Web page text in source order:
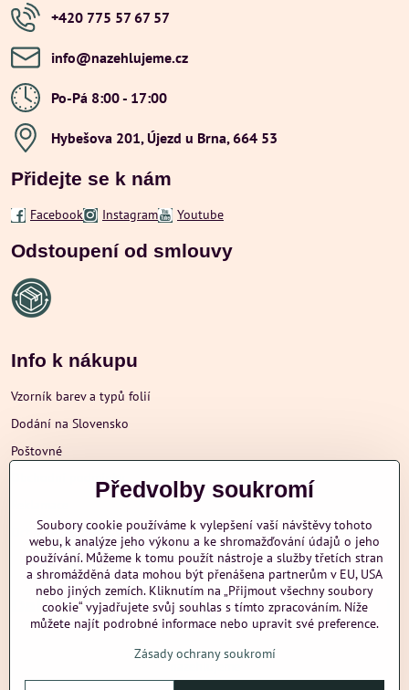
+420 775 57 67 57
info​@nazehlujeme​.cz
Po-Pá 8:00 - 17:00
Hybešova 201, Újezd u Brna, 664 53
Přidejte se k nám
Facebook Instagram Youtube
Odstoupení od smlouvy
Info k nákupu
Vzorník barev a typů folií
Dodání na Slovensko
Poštovné
Obchodní podmínky
Ochrana osobních údajů
Další informace
nazehlujeme
Předvolby soukromí
Soubory cookie používáme k vylepšení vaší návštěvy tohoto
webu, k analýze jeho výkonu a ke shromažďování údajů o jeho
používání. Můžeme k tomu použít nástroje a služby třetích stran
a shromážděná data mohou být přenášena partnerům v EU, USA
nebo jiných zemích. Kliknutím na „Přijmout všechny soubory
cookie“ vyjadřujete svůj souhlas s tímto zpracováním. Níže
můžete najít podrobné informace nebo upravit své preference.
Zásady ochrany soukromí